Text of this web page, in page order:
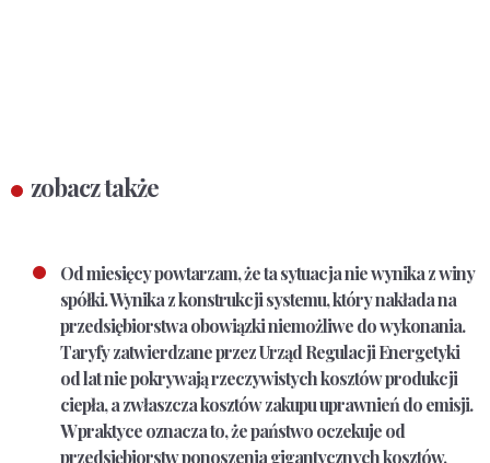
zobacz także
Od miesięcy powtarzam, że ta sytuacja nie wynika z winy
spółki. Wynika z konstrukcji systemu, który nakłada na
przedsiębiorstwa obowiązki niemożliwe do wykonania.
Taryfy zatwierdzane przez Urząd Regulacji Energetyki
od lat nie pokrywają rzeczywistych kosztów produkcji
ciepła, a zwłaszcza kosztów zakupu uprawnień do emisji.
W praktyce oznacza to, że państwo oczekuje od
przedsiębiorstw ponoszenia gigantycznych kosztów,